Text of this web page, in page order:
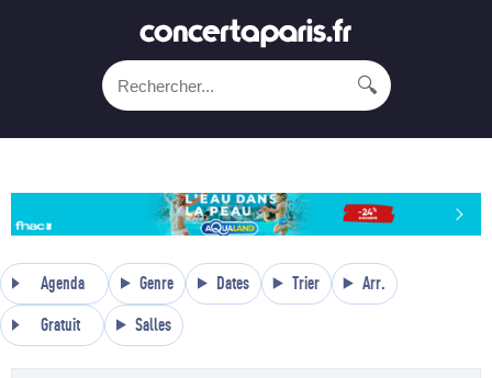
🔍
Agenda Genre Dates Trier Arr.
Gratuit Salles